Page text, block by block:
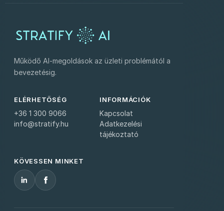
Működő AI-megoldások az üzleti problémától a
bevezetésig.
ELÉRHETŐSÉG
+36 1 300 9066
info@stratify.hu
INFORMÁCIÓK
Kapcsolat
Adatkezelési
tájékoztató
KÖVESSEN MINKET